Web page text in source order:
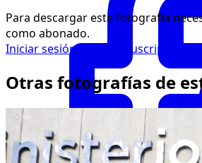
Para descargar esta fotografía
como abonado.
Iniciar sesiónSolicitar suscripción
Otras fotografías de